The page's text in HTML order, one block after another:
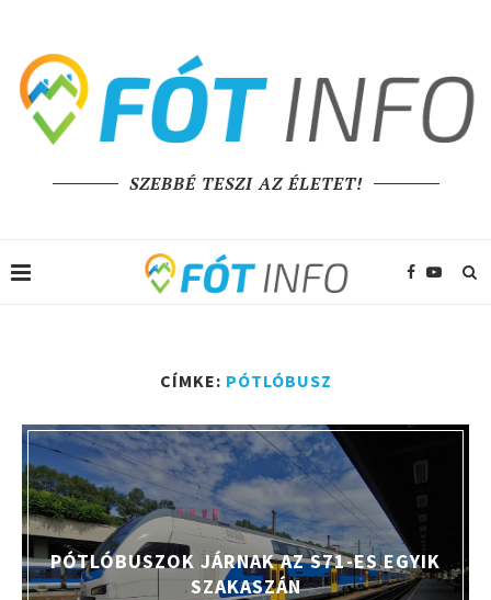
SZEBBÉ TESZI AZ ÉLETET!
CÍMKE: PÓTLÓBUSZ
PÓTLÓBUSZOK JÁRNAK AZ S71-ES EGYIK
SZAKASZÁN